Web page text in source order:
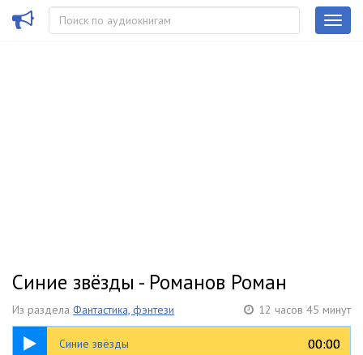
Синие звёзды - Романов Роман
Из раздела Фантастика, фэнтези 12 часов 45 минут
Синие звёзды 00:00
00:00
12:45:00